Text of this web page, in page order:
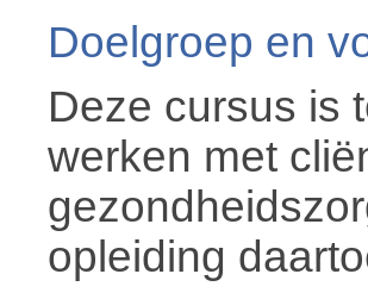
Doelgroep en
Deze cursus is
werken met
opleiding